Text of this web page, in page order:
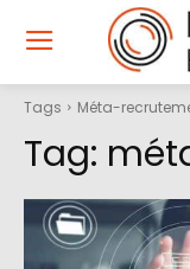
Tags Méta-
Tag: